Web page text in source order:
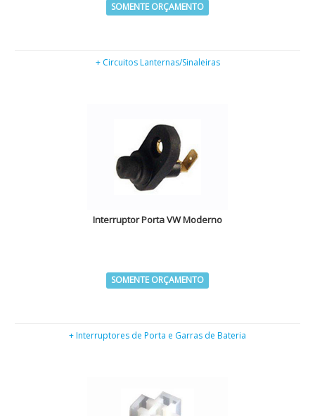
SOMENTE ORÇAMENTO
+ Circuitos Lanternas/Sinaleiras
Interruptor Porta VW Moderno
SOMENTE ORÇAMENTO
+ Interruptores de Porta e Garras de Bateria